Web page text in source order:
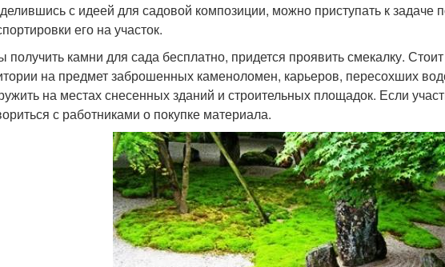
с идеей для садовой композиции, можно приступать к задаче
его на участок.
получить камни для сада бесплатно, придется проявить смекалку.
на предмет заброшенных каменоломен, карьеров, пересохших
на местах снесенных зданий и строительных площадок. Если
с работниками о покупке материала.